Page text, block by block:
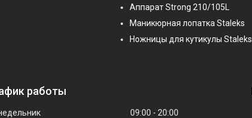
Аппарат Strong 210/105L
Маникюрная лопатка Staleks
Ножницы для кутикулы Staleks
работы
09:00
20:00